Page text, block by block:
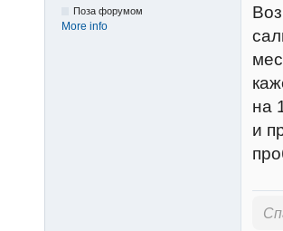
Поза форумом
More info
на
и